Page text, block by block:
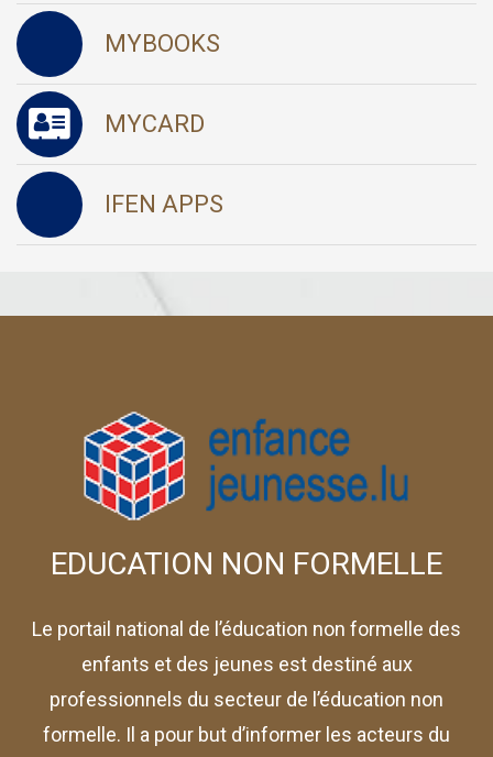
MYBOOKS
MYCARD
IFEN APPS
EDUCATION NON FORMELLE
Le portail national de l’éducation non formelle des
enfants et des jeunes est destiné aux
professionnels du secteur de l’éducation non
formelle. Il a pour but d’informer les acteurs du